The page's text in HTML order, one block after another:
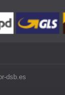
dsb.es